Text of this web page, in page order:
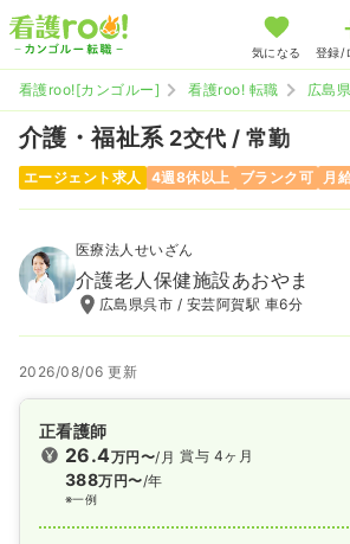
気になる 登録/
看護roo![カンゴルー] 看護roo! 転職 広島県
介護・福祉系 2交代 / 常勤
エージェント求人 4週8休以上 ブランク可 月
医療法人せいざん
介護老人保健施設あおやま
広島県呉市 / 安芸阿賀駅 車6分
2026/08/06 更新
正看護師
26.4万円〜/月
388万円〜/年
※一例
賞与 4ヶ月